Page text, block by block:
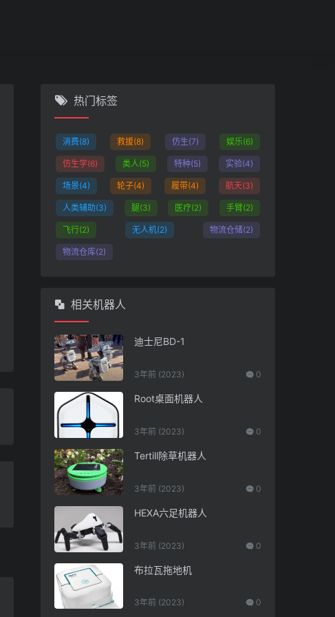
热门标签
消费(8) 救援(8) 仿生(7) 娱乐(6)
仿生学(6) 类人(5) 特种(5) 实验(4)
场景(4) 轮子(4) 履带(4) 航天(3)
人类辅助(3) 腿(3) 医疗(2) 手臂(2)
飞行(2) 无人机(2) 物流仓储(2)
物流仓库(2)
相关机器人
迪士尼BD-1
3年前 (2023) 0
Root桌面机器人
3年前 (2023) 0
Tertill除草机器人
3年前 (2023) 0
HEXA六足机器人
3年前 (2023) 0
布拉瓦拖地机
3年前 (2023) 0